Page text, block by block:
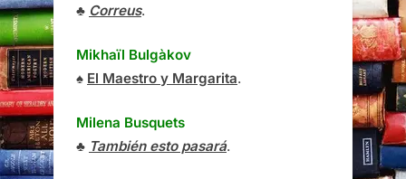
♣ Correus.
Mikhaïl Bulgàkov
♠ El Maestro y Margarita.
Milena Busquets
♣ También esto pasará.